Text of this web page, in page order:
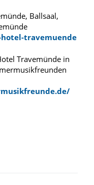
Ballsaal,
travemuende
Travemünde in